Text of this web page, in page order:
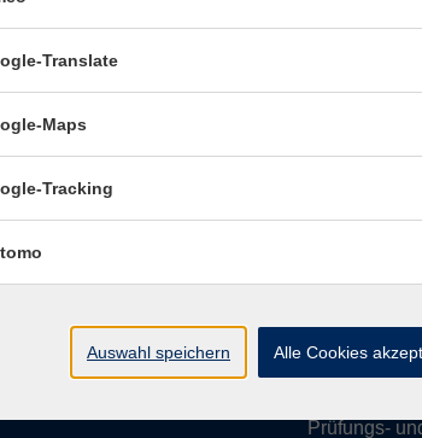
Mo–Do
Termine für
Mi9-12 Uhr
Do & Fr
Prüfungs-
Translate
Maps
Tracking
Auswahl speichern Alle Cookies